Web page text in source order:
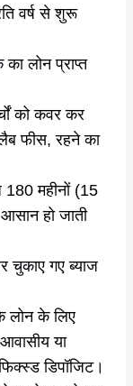
वर्ष से शुरू
लोन प्राप्त
को कवर कर
फीस, रहने का
महीनों (15
आसान हो जाती
चुकाए गए ब्याज
लोन के लिए
या
डिपॉजिट।